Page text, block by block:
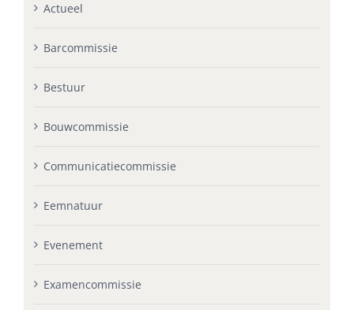
Actueel
Barcommissie
Bestuur
Bouwcommissie
Communicatiecommissie
Eemnatuur
Evenement
Examencommissie